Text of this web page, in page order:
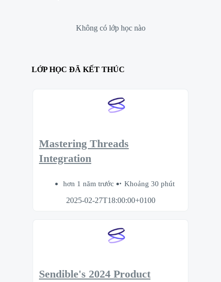
Không có lớp học nào
LỚP HỌC ĐÃ KẾT THÚC
Mastering Threads
Integration
hơn 1 năm trước
Khoảng 30 phút
2025-02-27T18:00:00+0100
Sendible's 2024 Product